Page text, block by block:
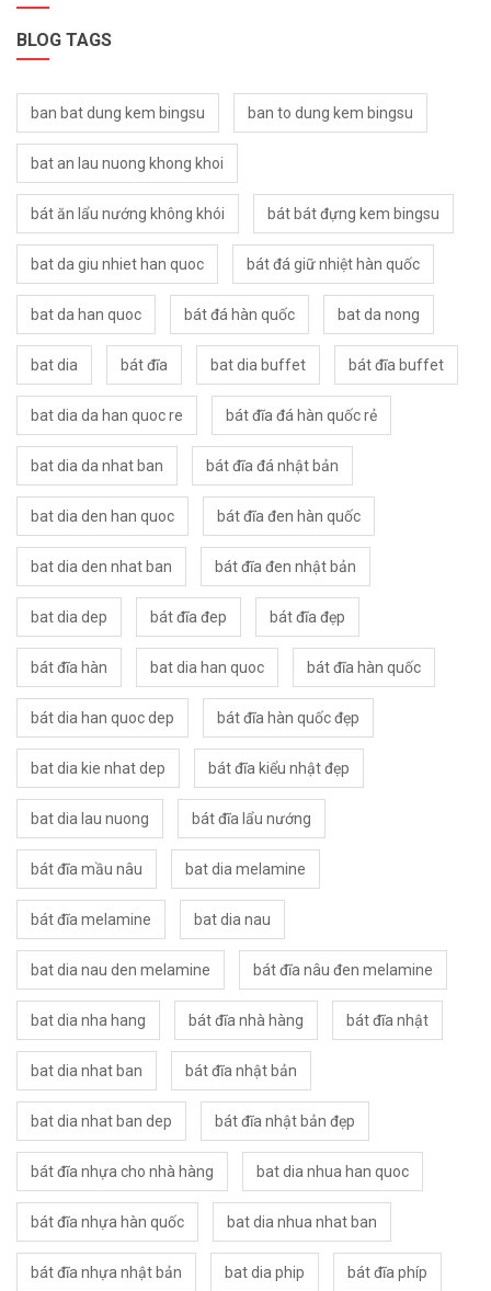
BLOG TAGS
ban bat dung kem bingsu ban to dung kem bingsu
bat an lau nuong khong khoi
bát ăn lẩu nướng không khói bát bát đựng kem bingsu
bat da giu nhiet han quoc bát đá giữ nhiệt hàn quốc
bat da han quoc bát đá hàn quốc bat da nong
bat dia bát đĩa bat dia buffet bát đĩa buffet
bat dia da han quoc re bát đĩa đá hàn quốc rẻ
bat dia da nhat ban bát đĩa đá nhật bản
bat dia den han quoc bát đĩa đen hàn quốc
bat dia den nhat ban bát đĩa đen nhật bản
bat dia dep bát đĩa đep bát đĩa đẹp
bát đĩa hàn bat dia han quoc bát đĩa hàn quốc
bát dia han quoc dep bát đĩa hàn quốc đẹp
bat dia kie nhat dep bát đĩa kiểu nhật đẹp
bat dia lau nuong bát đĩa lẩu nướng
bát đĩa mầu nâu bat dia melamine
bát đĩa melamine bat dia nau
bat dia nau den melamine bát đĩa nâu đen melamine
bat dia nha hang bát đĩa nhà hàng bát đĩa nhật
bat dia nhat ban bát đĩa nhật bản
bat dia nhat ban dep bát đĩa nhật bản đẹp
bát đĩa nhựa cho nhà hàng bat dia nhua han quoc
bát đĩa nhựa hàn quốc bat dia nhua nhat ban
bát đĩa nhựa nhật bản bat dia phip bát đĩa phíp